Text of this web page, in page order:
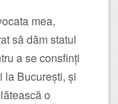
mea,
să dăm statul
a se consfinți
la București, și
o